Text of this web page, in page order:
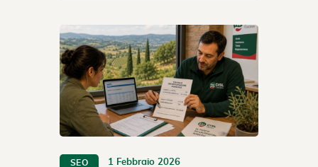
SEO 1 Febbraio 2026